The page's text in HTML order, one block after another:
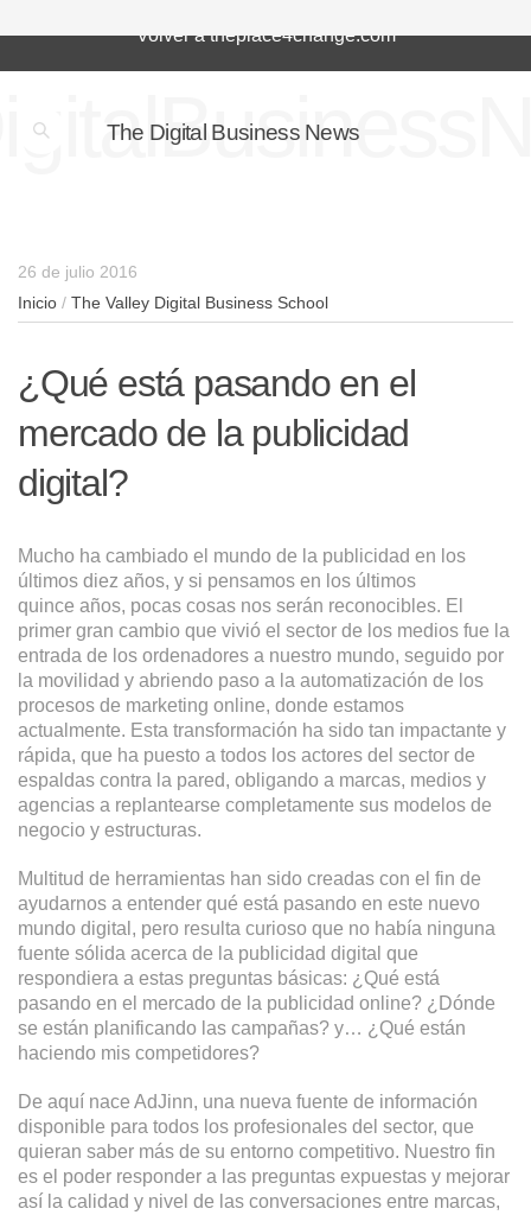
Volver a theplace4change.com
The Digital Business News
26 de julio 2016
Inicio / The Valley Digital Business School
¿Qué está pasando en el
mercado de la publicidad
digital?
Mucho ha cambiado el mundo de la publicidad en los
últimos diez años, y si pensamos en los últimos
quince años, pocas cosas nos serán reconocibles. El
primer gran cambio que vivió el sector de los medios fue la
entrada de los ordenadores a nuestro mundo, seguido por
la movilidad y abriendo paso a la automatización de los
procesos de marketing online, donde estamos
actualmente. Esta transformación ha sido tan impactante y
rápida, que ha puesto a todos los actores del sector de
espaldas contra la pared, obligando a marcas, medios y
agencias a replantearse completamente sus modelos de
negocio y estructuras.
Multitud de herramientas han sido creadas con el fin de
ayudarnos a entender qué está pasando en este nuevo
mundo digital, pero resulta curioso que no había ninguna
fuente sólida acerca de la publicidad digital que
respondiera a estas preguntas básicas: ¿Qué está
pasando en el mercado de la publicidad online? ¿Dónde
se están planificando las campañas? y… ¿Qué están
haciendo mis competidores?
De aquí nace AdJinn, una nueva fuente de información
disponible para todos los profesionales del sector, que
quieran saber más de su entorno competitivo. Nuestro fin
es el poder responder a las preguntas expuestas y mejorar
así la calidad y nivel de las conversaciones entre marcas,